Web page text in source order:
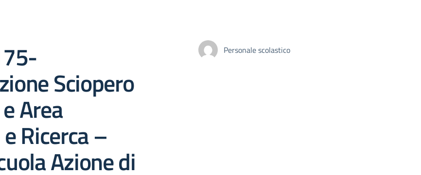
Sciopero
Area
Ricerca –
Azione di
Personale scolastico